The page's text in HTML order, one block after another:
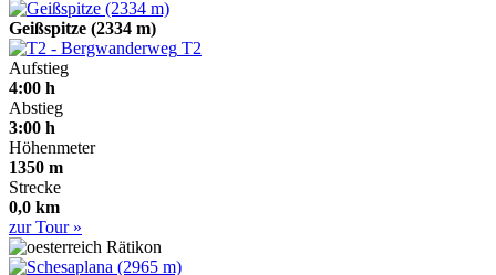
Geißspitze (2334 m)
T2
Aufstieg
4:00 h
Abstieg
3:00 h
Höhenmeter
1350 m
Strecke
0,0 km
zur Tour »
Rätikon